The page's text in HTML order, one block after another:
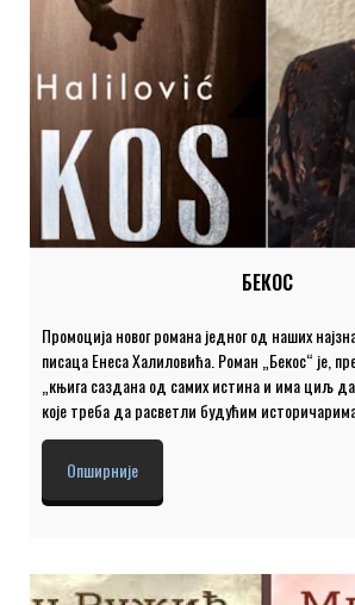
БЕКОС
Промоција новог романа једног од наших
писаца Енеса Халиловића. Роман „Бекос“ је,
„књига саздана од самих истина и има циљ
које треба да расветли будућим
расељавање Балкана“. Роман доноси нове
мафијашких убистава, отмица, многих
крађе беба, затворске интриге… „Бекос“ је
би био препричаван него доживљен.
Културног центра, уторак 14. октобар 2025. у
Опширније